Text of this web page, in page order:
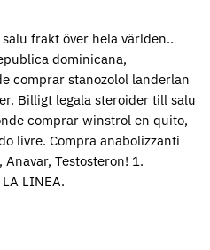
frakt över hela världen..
dominicana,
comprar stanozolol landerlan
Billigt legala steroider till salu
comprar winstrol en quito,
livre. Compra anabolizzanti
Testosteron! 1.
LA LINEA.